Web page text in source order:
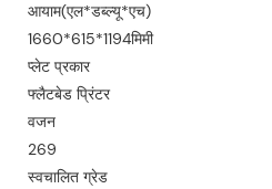
आयाम(एल*डब्ल्यू*एच)
1660*615*1194मिमी
प्लेट प्रकार
फ्लैटबेड प्रिंटर
वजन
269
स्वचालित ग्रेड